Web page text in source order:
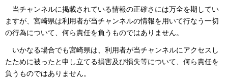
当チャンネルに掲載されている情報の正確さには万全を期してい
ますが、宮崎県は利用者が当チャンネルの情報を用いて行なう一切
の行為について、何ら責任を負うものではありません。
いかなる場合でも宮崎県は、利用者が当チャンネルにアクセスし
たために被ったと申し立てる損害及び損失等について、何ら責任を
負うものではありません。